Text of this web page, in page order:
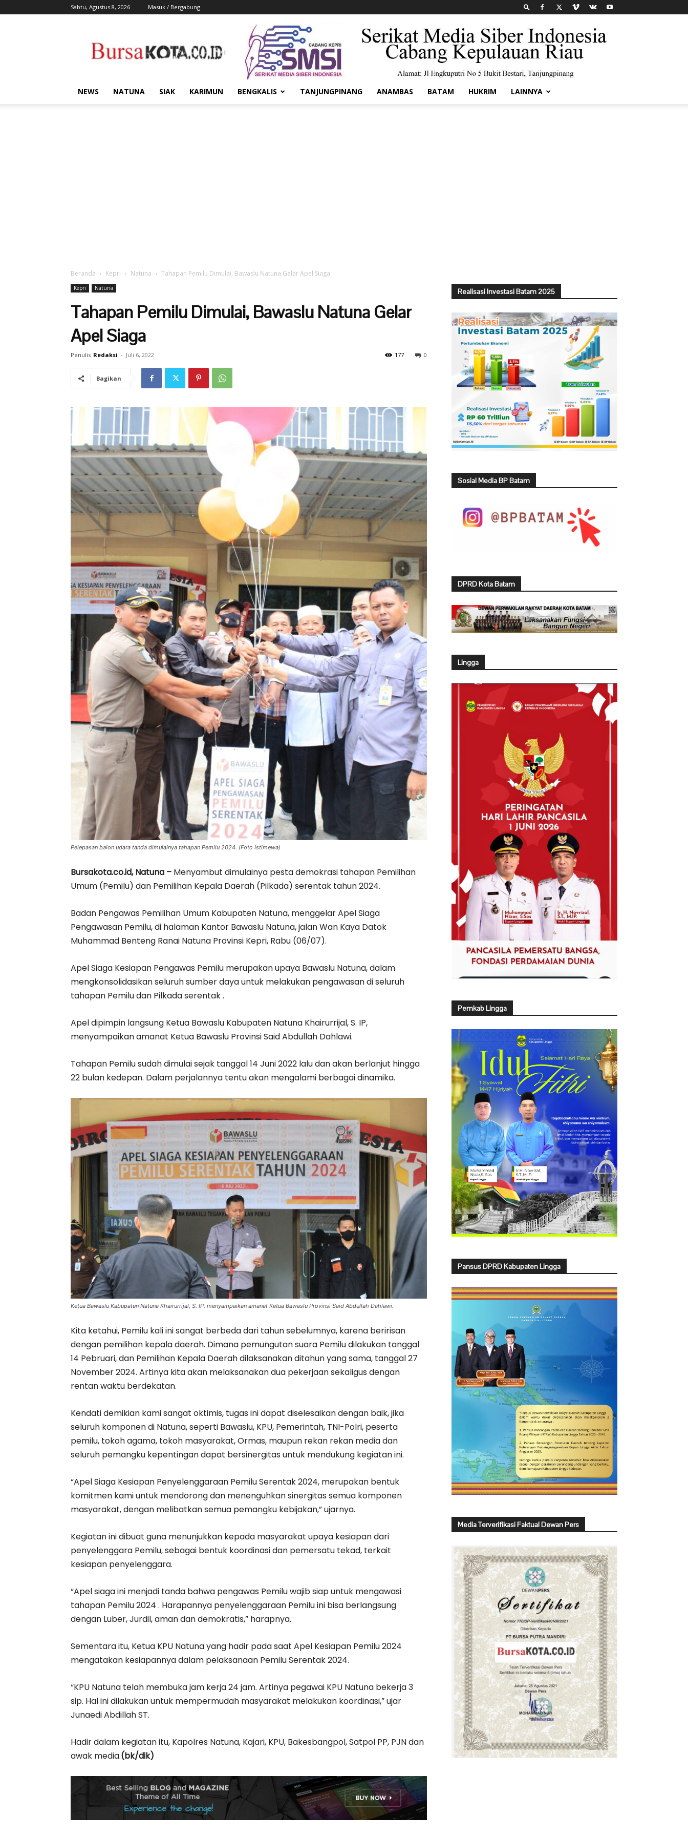
Sabtu, Agustus 8, 2026 Masuk / Bergabung
Kota
NEWS NATUNA SIAK KARIMUN BENGKALIS TANJUNGPINANG ANAMBAS BATAM HUKRIM LAINNYA
Beranda Kepri Natuna Tahapan Pemilu Dimulai, Bawaslu Natuna Gelar Apel Siaga
Kepri Natuna
Tahapan Pemilu Dimulai, Bawaslu Natuna Gelar
Apel Siaga
Penulis Redaksi - Juli 6, 2022 0
177
Bagikan
Pelepasan balon udara tanda dimulainya tahapan Pemilu 2024. (Foto Istimewa)
Bursakota.co.id, Natuna – Menyambut dimulainya pesta demokrasi tahapan Pemilihan
Umum (Pemilu) dan Pemilihan Kepala Daerah (Pilkada) serentak tahun 2024.
Badan Pengawas Pemilihan Umum Kabupaten Natuna, menggelar Apel Siaga
Pengawasan Pemilu, di halaman Kantor Bawaslu Natuna, jalan Wan Kaya Datok
Muhammad Benteng Ranai Natuna Provinsi Kepri, Rabu (06/07).
Apel Siaga Kesiapan Pengawas Pemilu merupakan upaya Bawaslu Natuna, dalam
mengkonsolidasikan seluruh sumber daya untuk melakukan pengawasan di seluruh
tahapan Pemilu dan Pilkada serentak .
Apel dipimpin langsung Ketua Bawaslu Kabupaten Natuna Khairurrijal, S. IP,
menyampaikan amanat Ketua Bawaslu Provinsi Said Abdullah Dahlawi.
Tahapan Pemilu sudah dimulai sejak tanggal 14 Juni 2022 lalu dan akan berlanjut hingga
22 bulan kedepan. Dalam perjalannya tentu akan mengalami berbagai dinamika.
Ketua Bawaslu Kabupaten Natuna Khairurrijal, S. IP, menyampaikan amanat Ketua Bawaslu Provinsi Said Abdullah Dahlawi.
Kita ketahui, Pemilu kali ini sangat berbeda dari tahun sebelumnya, karena beririsan
dengan pemilihan kepala daerah. Dimana pemungutan suara Pemilu dilakukan tanggal
14 Pebruari, dan Pemilihan Kepala Daerah dilaksanakan ditahun yang sama, tanggal 27
November 2024. Artinya kita akan melaksanakan dua pekerjaan sekaligus dengan
rentan waktu berdekatan.
Kendati demikian kami sangat oktimis, tugas ini dapat diselesaikan dengan baik, jika
seluruh komponen di Natuna, seperti Bawaslu, KPU, Pemerintah, TNI-Polri, peserta
pemilu, tokoh agama, tokoh masyarakat, Ormas, maupun rekan rekan media dan
seluruh pemangku kepentingan dapat bersinergitas untuk mendukung kegiatan ini.
“Apel Siaga Kesiapan Penyelenggaraan Pemilu Serentak 2024, merupakan bentuk
komitmen kami untuk mendorong dan menenguhkan sinergitas semua komponen
masyarakat, dengan melibatkan semua pemangku kebijakan,” ujarnya.
Kegiatan ini dibuat guna menunjukkan kepada masyarakat upaya kesiapan dari
penyelenggara Pemilu, sebagai bentuk koordinasi dan pemersatu tekad, terkait
kesiapan penyelenggara.
“Apel siaga ini menjadi tanda bahwa pengawas Pemilu wajib siap untuk mengawasi
tahapan Pemilu 2024 . Harapannya penyelenggaraan Pemilu ini bisa berlangsung
dengan Luber, Jurdil, aman dan demokratis,” harapnya.
Sementara itu, Ketua KPU Natuna yang hadir pada saat Apel Kesiapan Pemilu 2024
mengatakan kesiapannya dalam pelaksanaan Pemilu Serentak 2024.
“KPU Natuna telah membuka jam kerja 24 jam. Artinya pegawai KPU Natuna bekerja 3
sip. Hal ini dilakukan untuk mempermudah masyarakat melakukan koordinasi,” ujar
Junaedi Abdillah ST.
Hadir dalam kegiatan itu, Kapolres Natuna, Kajari, KPU, Bakesbangpol, Satpol PP, PJN dan
awak media.(bk/dik)
Realisasi Investasi Batam 2025
Sosial Media BP Batam
DPRD Kota Batam
Lingga
Pemkab Lingga
Pansus DPRD Kabupaten Lingga
Media Terverifikasi Faktual Dewan Pers